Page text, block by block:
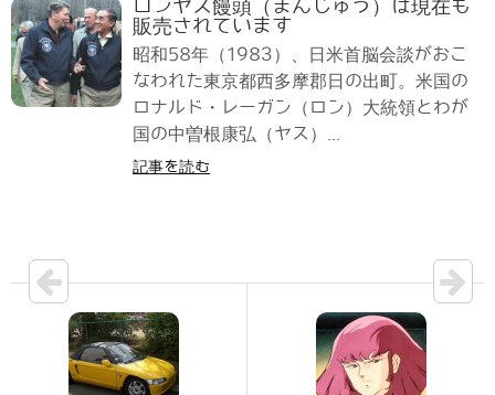
ロンヤス饅頭（まんじゅう）は現在も
販売されています
昭和58年（1983）、日米首脳会談がおこ
なわれた東京都西多摩郡日の出町。米国の
ロナルド・レーガン（ロン）大統領とわが
国の中曽根康弘（ヤス）...
記事を読む